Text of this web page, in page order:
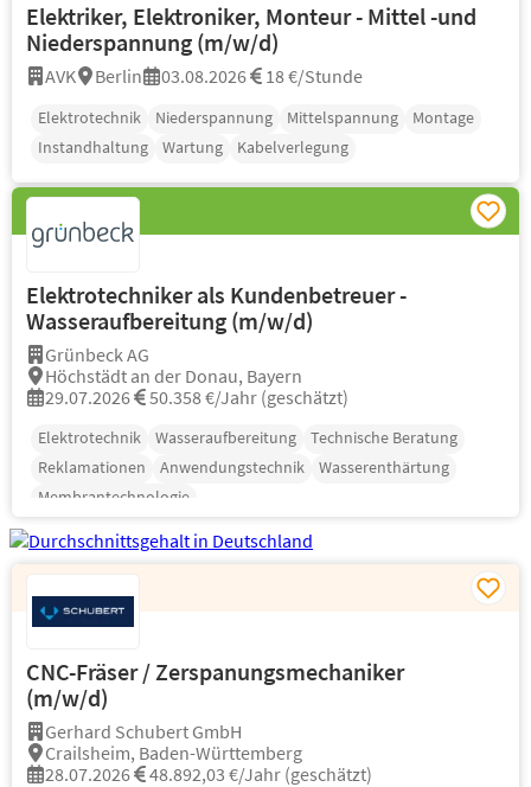
Elektriker, Elektroniker, Monteur - Mittel -und
Niederspannung (m/w/d)
AVK Berlin 03.08.2026 18 €/Stunde
Elektrotechnik Niederspannung Mittelspannung
Montage
Instandhaltung
Wartung Kabelverlegung
Elektrotechniker als Kundenbetreuer -
Wasseraufbereitung (m/w/d)
Grünbeck AG
Höchstädt an der Donau, Bayern
29.07.2026
50.358 €/Jahr (geschätzt)
Elektrotechnik Wasseraufbereitung
Technische Beratung
Reklamationen
Anwendungstechnik
Wasserenthärtung
Membrantechnologie
CNC-Fräser / Zerspanungsmechaniker
(m/w/d)
Gerhard Schubert GmbH
Crailsheim, Baden-Württemberg
28.07.2026
48.892,03 €/Jahr (geschätzt)